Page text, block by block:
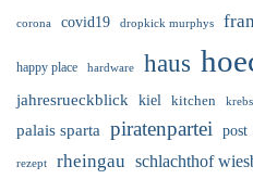
corona covid19 dropkick murphys
happy place hardware haus
jahresrueckblick kiel kitchen krebs
palais sparta piratenpartei post
rezept rheingau schlachthof